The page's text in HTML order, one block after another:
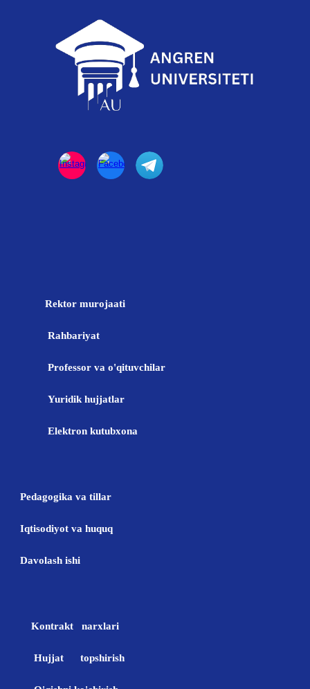
Rektor murojaati
Rahbariyat
Professor va o'qituvchilar
Yuridik hujjatlar
Elektron kutubxona
Pedagogika va tillar
Iqtisodiyot va huquq
Davolash ishi
Kontrakt narxlari
Hujjat topshirish